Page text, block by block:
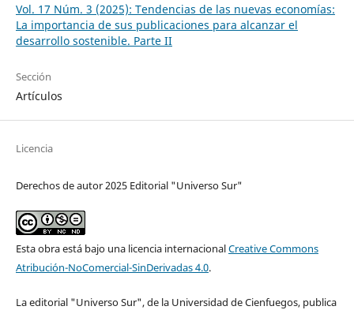
Vol. 17 Núm. 3 (2025): Tendencias de las nuevas economías:
La importancia de sus publicaciones para alcanzar el
desarrollo sostenible. Parte II
Sección
Artículos
Licencia
Derechos de autor 2025 Editorial "Universo Sur"
Esta obra está bajo una licencia internacionalCreative Commons
Atribución-NoComercial-SinDerivadas 4.0.
La editorial "Universo Sur", de la Universidad de Cienfuegos, publica